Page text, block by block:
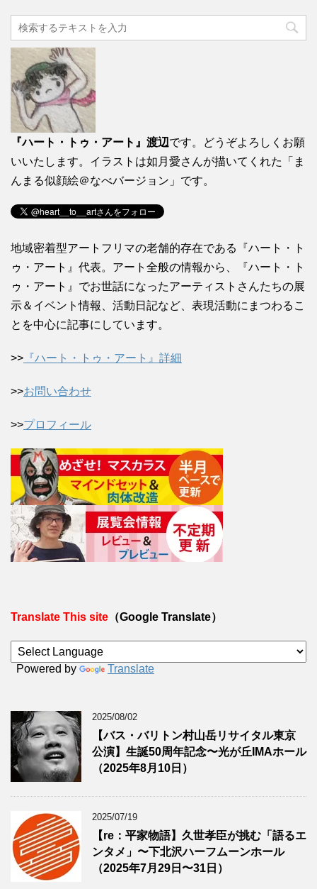
『ハート・トゥ・アート』渡辺です。どうぞよろしくお願
いいたします。イラストは如月愛さんが描いてくれた「ま
んまる似顔絵＠なべバージョン」です。
地域密着型アートフリマの老舗的存在である『ハート・ト
ゥ・アート』代表。アート全般の情報から、『ハート・ト
ゥ・アート』でお世話になったアーティストさんたちの展
示＆イベント情報、活動日記など、表現活動にまつわるこ
とを中心に記事にしています。
>> 『ハート・トゥ・アート』詳細
>>お問い合わせ
>>プロフィール
Translate This site （Google Translate）
Powered by Translate
2025/08/02
【バス・バリトン村山岳リサイタル東京
公演】生誕50周年記念〜光が丘IMAホール
（2025年8月10日）
2025/07/19
【re：平家物語】久世孝臣が挑む「語るエ
ンタメ」〜下北沢ハーフムーンホール
（2025年7月29日〜31日）